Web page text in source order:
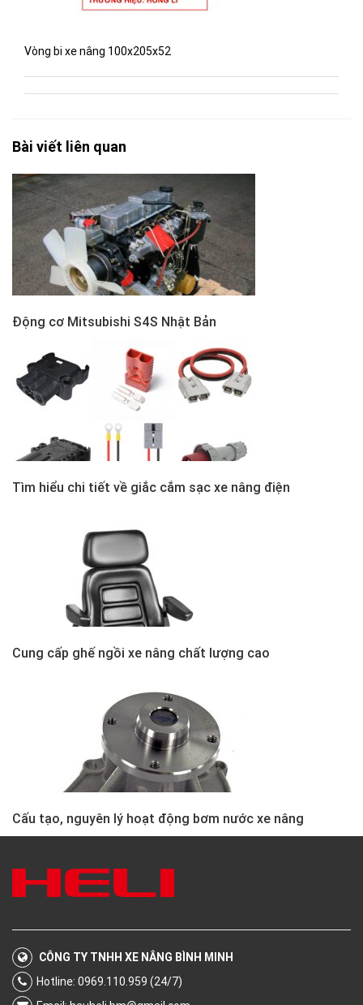
Vòng bi xe nâng 100x205x52
Bài viết liên quan
Động cơ Mitsubishi S4S Nhật Bản
Tìm hiểu chi tiết về giắc cắm sạc xe nâng điện
Cung cấp ghế ngồi xe nâng chất lượng cao
Cấu tạo, nguyên lý hoạt động bơm nước xe nâng
CÔNG TY TNHH XE NÂNG BÌNH MINH
Hotline: 0969.110.959 (24/7)